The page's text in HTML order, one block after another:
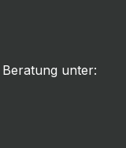
unter: